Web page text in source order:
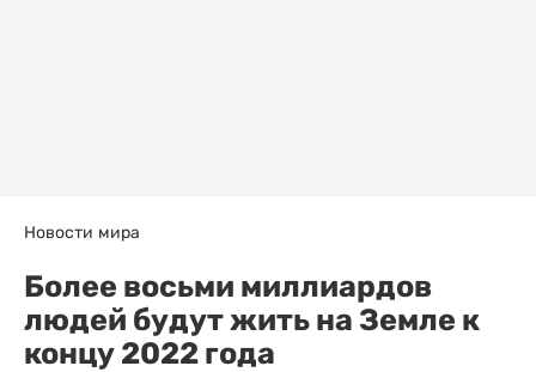
Новости мира
Более восьми миллиардов
людей будут жить на Земле к
концу 2022 года